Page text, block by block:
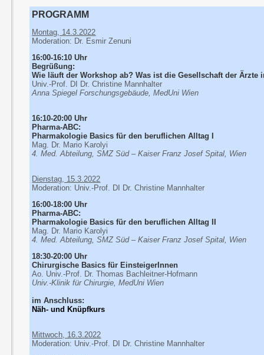
PROGRAMM
Montag, 14.3.2022
Moderation: Dr. Esmir Zenuni
16:00-16:10 Uhr
Begrüßung:
Wie läuft der Workshop ab? Was ist die Gesellschaft der Ärzte
Univ.-Prof. DI Dr. Christine Mannhalter
Anna Spiegel Forschungsgebäude, MedUni Wien
16:10-20:00 Uhr
Pharma-ABC:
Pharmakologie Basics für den beruflichen Alltag I
Mag. Dr. Mario Karolyi
4. Med. Abteilung, SMZ Süd – Kaiser Franz Josef Spital, Wien
Dienstag, 15.3.2022
Moderation: Univ.-Prof. DI Dr. Christine Mannhalter
16:00-18:00 Uhr
Pharma-ABC:
Pharmakologie Basics für den beruflichen Alltag II
Mag. Dr. Mario Karolyi
4. Med. Abteilung, SMZ Süd – Kaiser Franz Josef Spital, Wien
18:30-20:00 Uhr
Chirurgische Basics für EinsteigerInnen
Ao. Univ.-Prof. Dr. Thomas Bachleitner-Hofmann
Univ.-Klinik für Chirurgie, MedUni Wien
im Anschluss:
Näh- und Knüpfkurs
Mittwoch, 16.3.2022
Moderation: Univ.-Prof. DI Dr. Christine Mannhalter